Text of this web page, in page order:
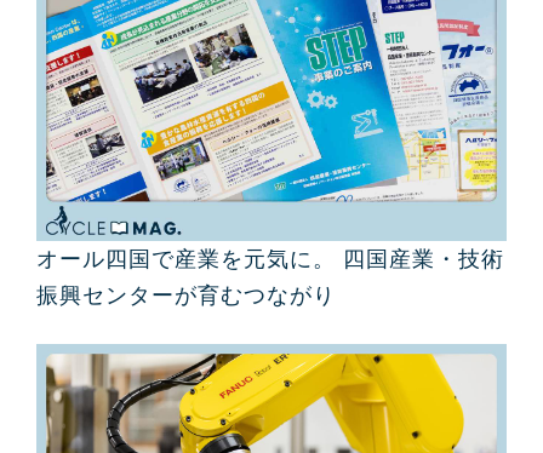
オール四国で産業を元気に。 四国産業・技術
振興センターが育むつながり